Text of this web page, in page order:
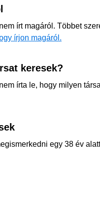
írt magáról. Többet
írjon magáról.
keresek?
írta le, hogy milyen
egy 38 év